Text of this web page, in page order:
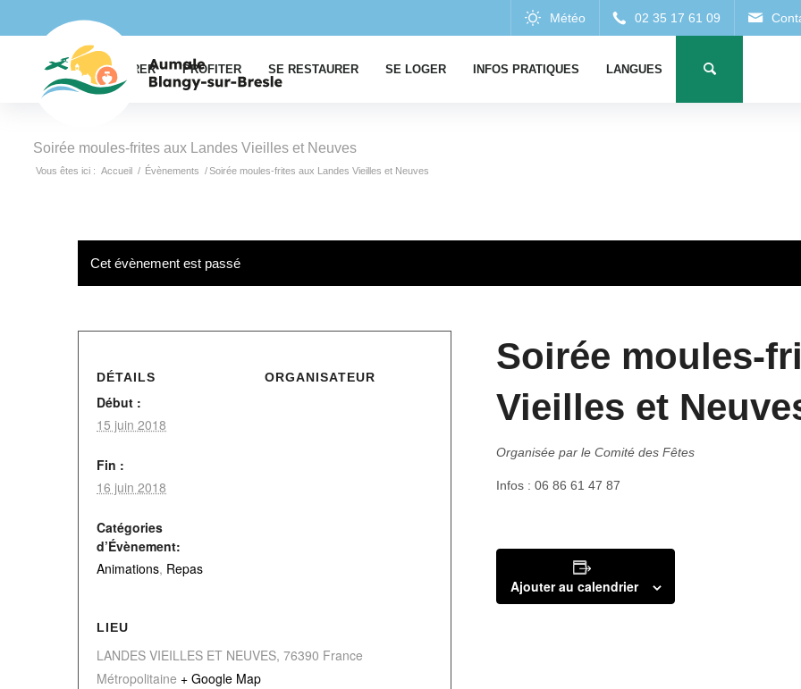
EXPLORER PROFITER SE RESTAURER SE LOGER INFOS PRATIQUES LANGUES
Soirée moules-frites aux Landes Vieilles et Neuves
Vous êtes ici : Accueil / Évènements /Soirée moules-frites aux Landes Vieilles et Neuves
Cet évènement est passé
Soirée moules-
Vieilles et
Organisée par le Comité des Fêtes
Infos : 06 86 61 47 87
Ajouter au calendrier
DÉTAILS
Début :
15 juin 2018
Fin :
16 juin 2018
Catégories
d’Évènement:
Animations, Repas
ORGANISATEUR
LIEU
LANDES VIEILLES ET NEUVES, 76390 France
Métropolitaine + Google Map